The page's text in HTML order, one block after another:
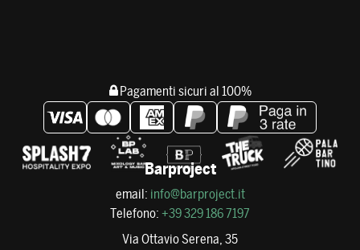
Pagamenti sicuri al 100%
Barproject
email: info@barproject.it
Telefono: +39 329 186 7197
Via Ottavio Serena, 35